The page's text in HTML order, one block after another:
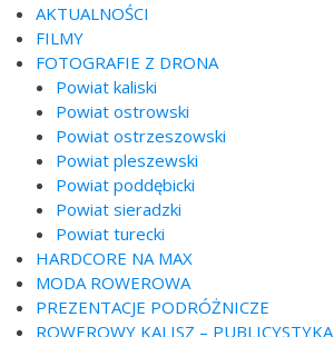
AKTUALNOŚCI
FILMY
FOTOGRAFIE Z DRONA
Powiat kaliski
Powiat ostrowski
Powiat ostrzeszowski
Powiat pleszewski
Powiat poddębicki
Powiat sieradzki
Powiat turecki
HARDCORE NA MAX
MODA ROWEROWA
PREZENTACJE PODRÓŻNICZE
ROWEROWY KALISZ – PUBLICYSTYKA